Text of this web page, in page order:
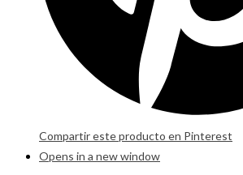
Compartir este producto en Pinterest
Opens in a new window